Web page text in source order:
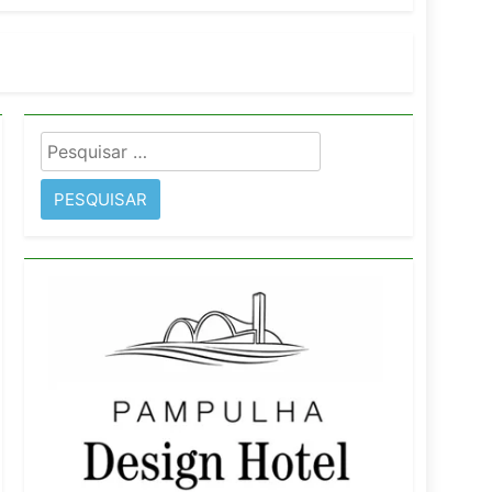
São Paulo Ibirapuera
Pesquisar
por: